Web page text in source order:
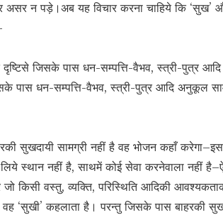
असर न पड़े।अब यह विचार करना चाहिये कि
जिसके पास धन-सम्पत्ति-वैभव, स्त्री-पुत्र
पास धन-सम्पत्ति-वैभव, स्त्री-पुत्र आदि अनुकूल
सुखदायी सामग्री नहीं है वह भोजन कहाँ
स्थान नहीं है, साथमें कोई सेवा करनेवाला नहीं
जो किसी वस्तु, व्यक्ति, परिस्थिति आदिकी
‘सुखी’ कहलाता है। परन्तु जिसके पास बाहरकी